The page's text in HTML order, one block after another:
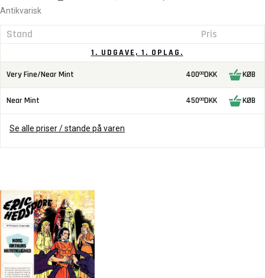
Antikvarisk
Stand Pris
1. UDGAVE, 1. OPLAG.
Very Fine/Near Mint 40000DKK KØB
Near Mint 45000DKK KØB
Se alle priser / stande på varen